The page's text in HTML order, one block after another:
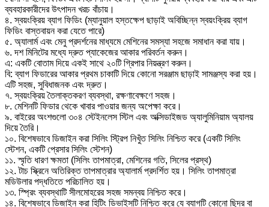
ব্যবহারকারীদের উৎপাদন খরচ বাঁচায়।
৪. স্বয়ংক্রিয় ব্যাগ ফিডিং (ম্যানুয়াল হস্তক্ষেপ ছাড়াই অবিচ্ছিন্ন স্বয়ংক্রিয় ব্যাগ
ফিডিং বাস্তবায়ন করা যেতে পারে)
৫. অ্যালার্ম এবং মেনু প্রদর্শনের মাধ্যমে মেশিনের সমস্যা সহজে সমাধান করা যায়।
৬. দশ মিনিটের মধ্যে দ্রুত প্যাকেজের আকার পরিবর্তন করুন।
এ: একটি বোতাম দিয়ে একই সাথে ২০টি গ্রিপার নিয়ন্ত্রণ করুন।
বি: ব্যাগ ফিডারের আকার প্রথম চাকাটি দিয়ে কোনো সরঞ্জাম ছাড়াই সামঞ্জস্য করা হয়।
এটি সহজ, সুবিধাজনক এবং দ্রুত।
৭. স্বয়ংক্রিয় তৈলাক্তকরণ ব্যবস্থা, রক্ষণাবেক্ষণে সহজ।
৮. মেশিনটি ফিডার থেকে খাবার পাওয়ার জন্য অপেক্ষা করে।
৯. বাইরের অংশগুলো ৩০৪ স্টেইনলেস স্টিল এবং অক্সিডাইজড অ্যালুমিনিয়াম অ্যালয়
দিয়ে তৈরি।
১০. বিশেষভাবে ডিজাইন করা সিলিং স্ট্রিপ নিখুঁত সিলিং নিশ্চিত করে (একটি সিলিং
স্টেশন, একটি প্রেসার সিলিং স্টেশন)
১১. স্মৃতি ধারণ ক্ষমতা (সিলিং তাপমাত্রা, মেশিনের গতি, সিলের প্রস্থ)
১২. টাচ স্ক্রিনে অতিরিক্ত তাপমাত্রার অ্যালার্ম প্রদর্শিত হয়। সিলিং তাপমাত্রা
মডিউলার পদ্ধতিতে পরিচালিত হয়।
১৩. স্প্রিং ব্যবস্থাটি সীলমোহরের সহজ সমন্বয় নিশ্চিত করে।
১৪. বিশেষভাবে ডিজাইন করা হিটিং ডিভাইসটি নিশ্চিত করে যে ব্যাগটি কোনো ছিদ্র বা